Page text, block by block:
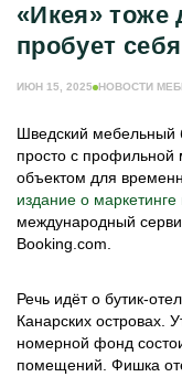
«Икея» тоже
пробует
ИЮН 15, 2025 НОВОСТИ
Шведский мебельный
просто с
объектом для
издание о
международный
Booking.com.
Речь идёт о бутик-
Канарских островах.
номерной фонд
помещений. Фишка